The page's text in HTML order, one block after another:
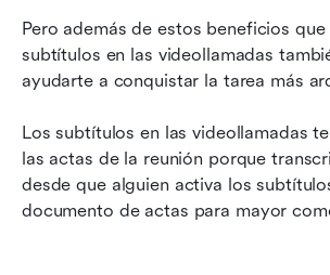
Pero además de estos beneficios
subtítulos en las videollamadas
ayudarte a conquistar la tarea más
Los subtítulos en las videollamadas
las actas de la reunión porque
desde que alguien activa los
documento de actas para mayor